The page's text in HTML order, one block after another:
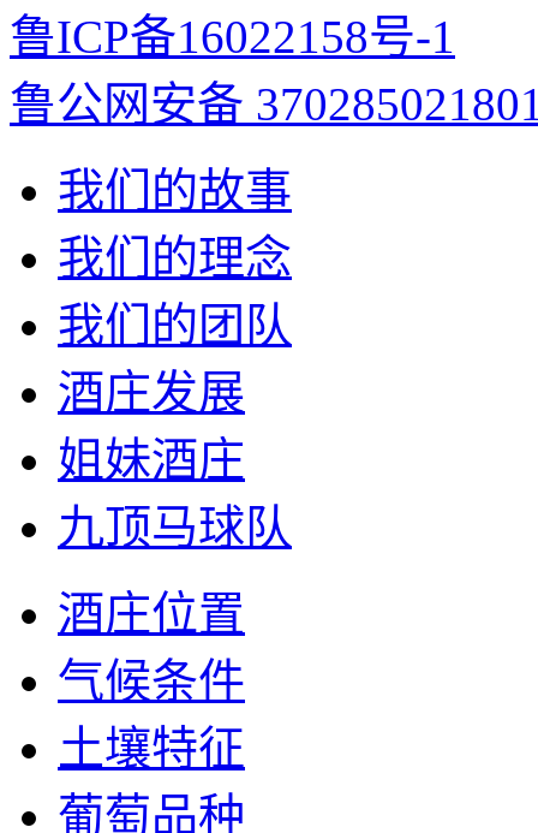
鲁ICP备16022158号-1
鲁公网安备
我们的故事
我们的理念
我们的团队
酒庄发展
姐妹酒庄
九顶马球队
酒庄位置
气候条件
土壤特征
葡萄品种